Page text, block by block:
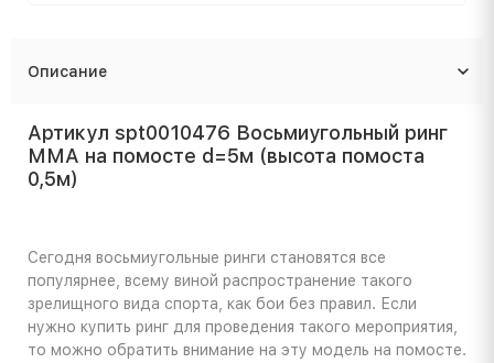
Описание
Артикул spt0010476 Восьмиугольный ринг
ММА на помосте d=5м (высота помоста
0,5м)
Сегодня восьмиугольные ринги становятся все
популярнее, всему виной распространение такого
зрелищного вида спорта, как бои без правил. Если
нужно купить ринг для проведения такого мероприятия,
то можно обратить внимание на эту модель на помосте.